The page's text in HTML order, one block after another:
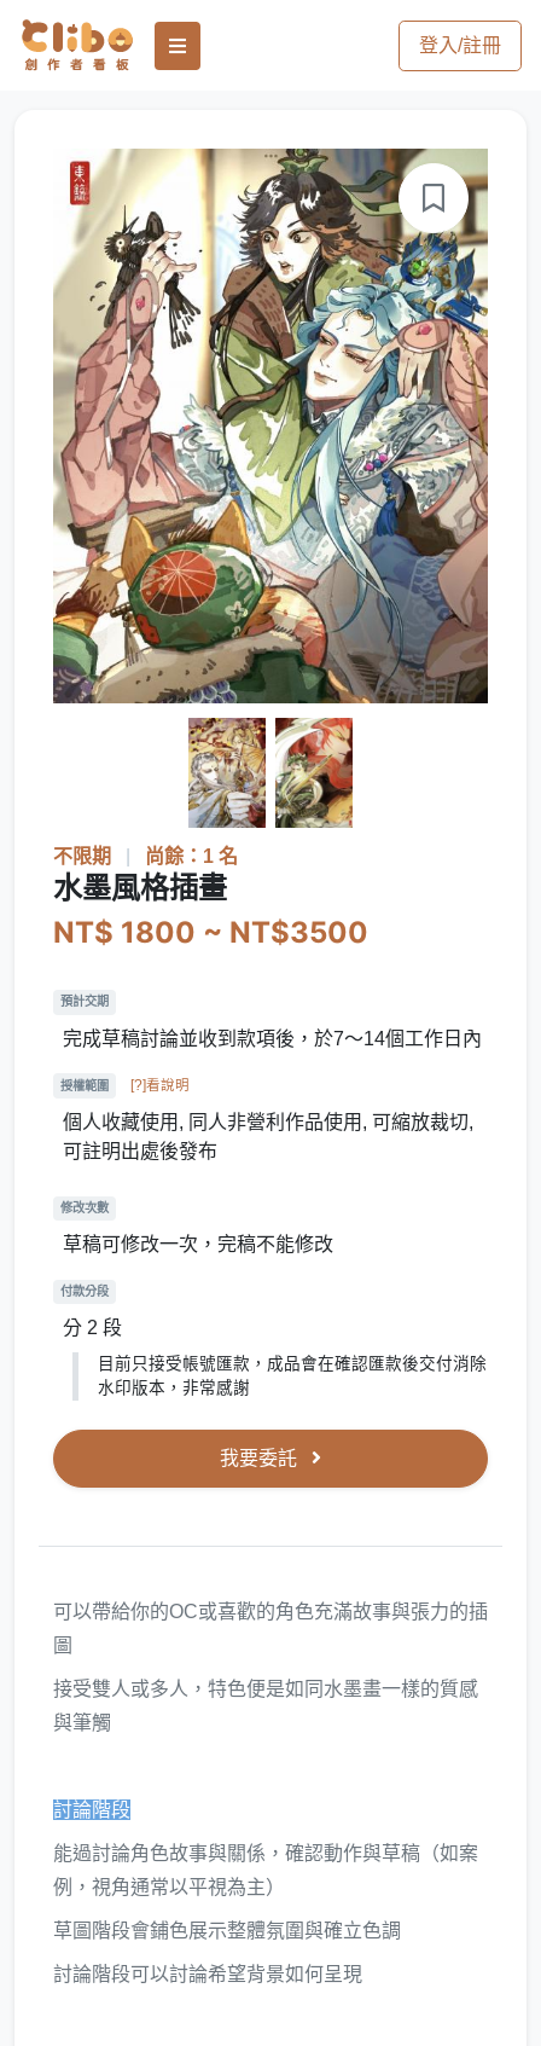
登入/註冊
不限期 尚餘：1 名
水墨風格插畫
NT$ 1800 ~ NT$3500
預計交期
完成草稿討論並收到款項後，於7～14個工作日內
授權範圍 [?]看說明
個人收藏使用, 同人非營利作品使用, 可縮放裁切,
可註明出處後發布
修改次數
草稿可修改一次，完稿不能修改
付款分段
分 2 段
目前只接受帳號匯款，成品會在確認匯款後交付消除
水印版本，非常感謝
我要委託
可以帶給你的OC或喜歡的角色充滿故事與張力的插
圖
接受雙人或多人，特色便是如同水墨畫一樣的質感
與筆觸
討論階段
能過討論角色故事與關係，確認動作與草稿（如案
例，視角通常以平視為主）
草圖階段會鋪色展示整體氛圍與確立色調
討論階段可以討論希望背景如何呈現